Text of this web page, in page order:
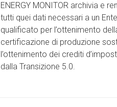
ENERGY MONITOR archivia e
tutti quei dati necessari a un
qualificato per l’ottenimento
certificazione di produzione
l’ottenimento dei crediti
dalla Transizione 5.0.